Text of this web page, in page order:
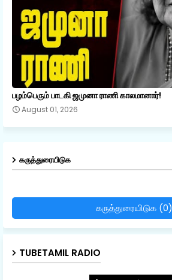
பழம்பெரும் பாடகி ஜமுனா ராணி காலமானார்!
August 01, 2026
கருத்துரையிடுக
கருத்துரையிடுக (0)
TUBETAMIL RADIO